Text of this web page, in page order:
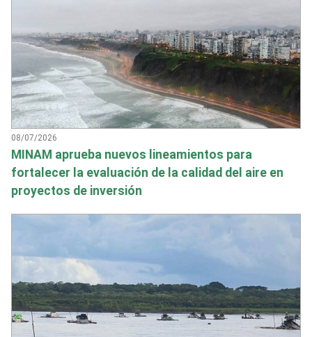
08/07/2026
MINAM aprueba nuevos lineamientos para
fortalecer la evaluación de la calidad del aire en
proyectos de inversión